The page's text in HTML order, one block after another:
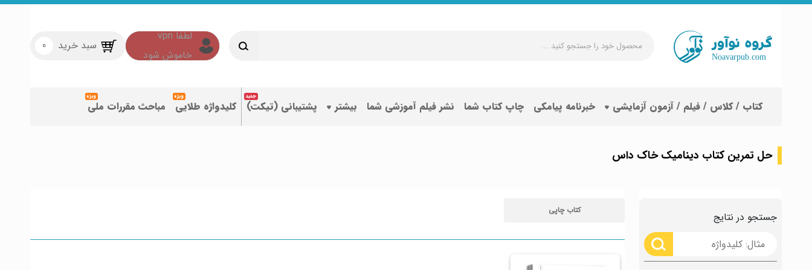
جستجو
کنید
سبد خرید 0
کتاب / کلاس / فیلم / آزمون آزمایشی خبرنامه پیامکی چاپ کتاب شما نشر فیلم آموزشی شما بیشتر پشتیبانی (تیکت) کلیدواژه طلایی مباحث مقررات ملی
حل تمرین کتاب دینامیک خاک داس
جستجو در نتایج کتاب چاپی